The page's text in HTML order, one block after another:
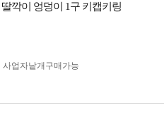
딸깍이 엉덩이 1구 키캡키링
사업자 낱개구매가능